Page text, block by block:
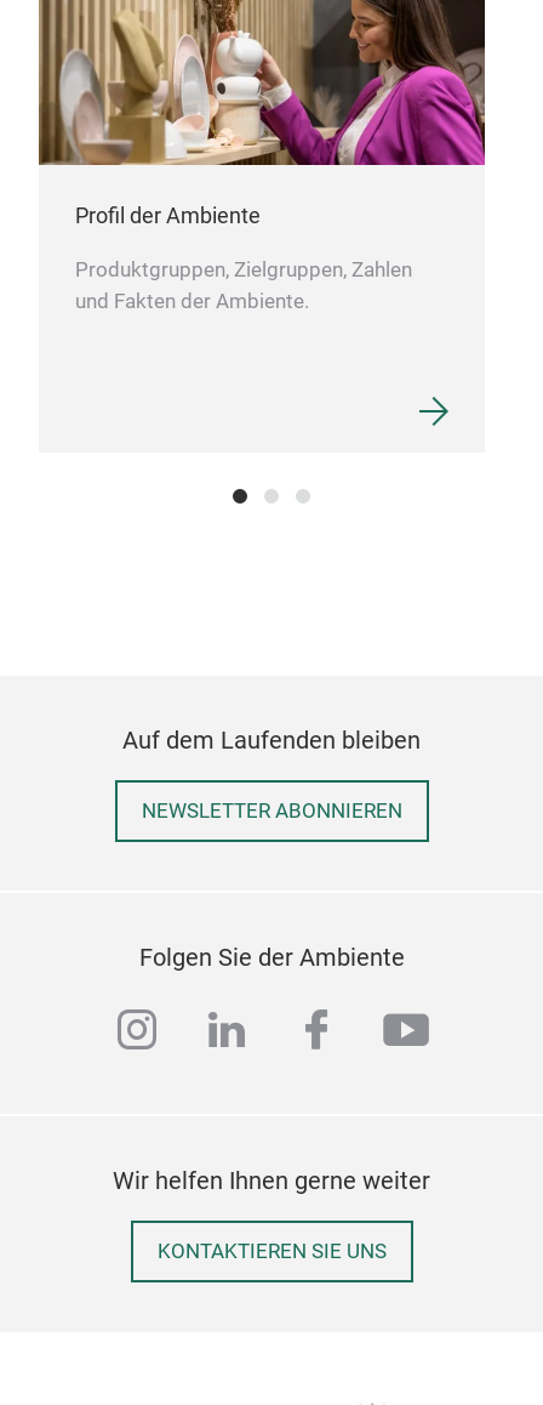
Profil der Ambiente
Produktgruppen, Zielgruppen, Zahlen
und Fakten der Ambiente.
Auf dem Laufenden bleiben
NEWSLETTER ABONNIEREN
Folgen Sie der Ambiente
instagram
linkedinfacebook
Wir helfen Ihnen gerne weiter
KONTAKTIEREN SIE UNS